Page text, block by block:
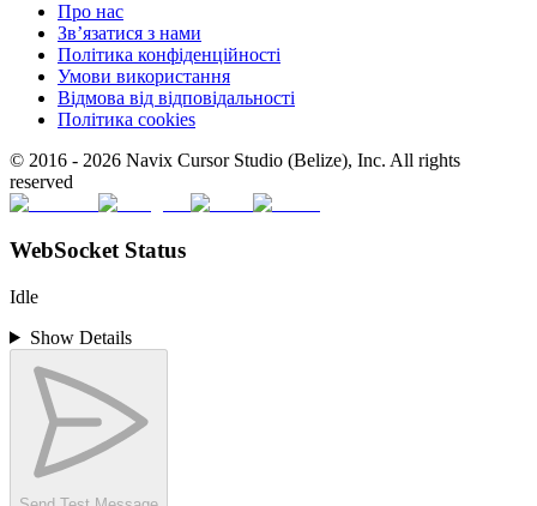
Про нас
Зв’язатися з нами
Політика конфіденційності
Умови використання
Відмова від відповідальності
Політика cookies
© 2016 - 2026 Navix Cursor Studio (Belize), Inc. All rights
reserved
WebSocket Status
Idle
Show Details